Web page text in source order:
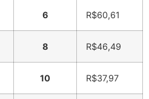
6 R$60,61
8 R$46,49
10 R$37,97